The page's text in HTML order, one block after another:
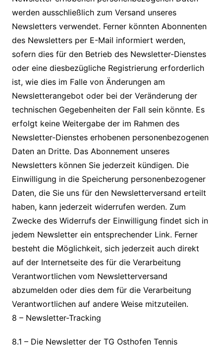
werden ausschließlich zum Versand unseres
Newsletters verwendet. Ferner könnten Abonnenten
des Newsletters per E-Mail informiert werden,
sofern dies für den Betrieb des Newsletter-Dienstes
oder eine diesbezügliche Registrierung erforderlich
ist, wie dies im Falle von Änderungen am
Newsletterangebot oder bei der Veränderung der
technischen Gegebenheiten der Fall sein könnte. Es
erfolgt keine Weitergabe der im Rahmen des
Newsletter-Dienstes erhobenen personenbezogenen
Daten an Dritte. Das Abonnement unseres
Newsletters können Sie jederzeit kündigen. Die
Einwilligung in die Speicherung personenbezogener
Daten, die Sie uns für den Newsletterversand erteilt
haben, kann jederzeit widerrufen werden. Zum
Zwecke des Widerrufs der Einwilligung findet sich in
jedem Newsletter ein entsprechender Link. Ferner
besteht die Möglichkeit, sich jederzeit auch direkt
auf der Internetseite des für die Verarbeitung
Verantwortlichen vom Newsletterversand
abzumelden oder dies dem für die Verarbeitung
Verantwortlichen auf andere Weise mitzuteilen.
8 – Newsletter-Tracking
8.1 – Die Newsletter der TG Osthofen Tennis